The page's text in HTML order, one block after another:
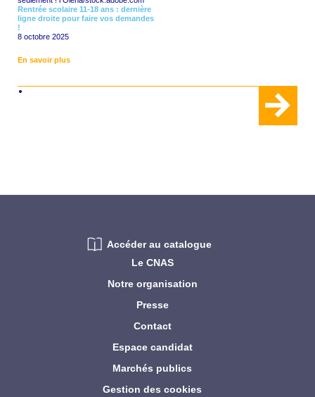
Rentrée scolaire 11-18 ans : dernière
ligne droite pour faire vos demandes
!
8 octobre 2025
En savoir plus
Le CNAS
Notre organisation
Presse
Contact
Espace candidat
Marchés publics
Gestion des cookies
Accéder au catalogue